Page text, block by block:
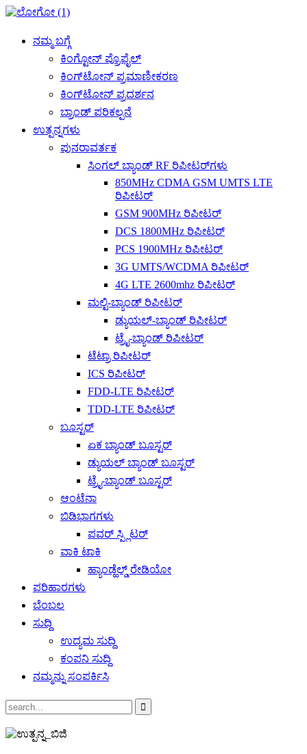
ನಮ್ಮ ಬಗ್ಗೆ
ಕಿಂಗ್ಟೋನ್ ಪ್ರೊಫೈಲ್
ಕಿಂಗ್‌ಟೋನ್ ಪ್ರಮಾಣೀಕರಣ
ಕಿಂಗ್‌ಟೋನ್ ಪ್ರದರ್ಶನ
ಬ್ರಾಂಡ್ ಪರಿಕಲ್ಪನೆ
ಉತ್ಪನ್ನಗಳು
ಪುನರಾವರ್ತಕ
ಸಿಂಗಲ್ ಬ್ಯಾಂಡ್ RF ರಿಪೀಟರ್‌ಗಳು
850MHz CDMA GSM UMTS LTE
ರಿಪೀಟರ್
GSM 900MHz ರಿಪೀಟರ್
DCS 1800MHz ರಿಪೀಟರ್
PCS 1900MHz ರಿಪೀಟರ್
3G UMTS/WCDMA ರಿಪೀಟರ್
4G LTE 2600mhz ರಿಪೀಟರ್
ಮಲ್ಟಿ-ಬ್ಯಾಂಡ್ ರಿಪೀಟರ್
ಡ್ಯುಯಲ್-ಬ್ಯಾಂಡ್ ರಿಪೀಟರ್
ಟ್ರೈ-ಬ್ಯಾಂಡ್ ರಿಪೀಟರ್
ಟೆಟ್ರಾ ರಿಪೀಟರ್
ICS ರಿಪೀಟರ್
FDD-LTE ರಿಪೀಟರ್
TDD-LTE ರಿಪೀಟರ್
ಬೂಸ್ಟರ್
ಏಕ ಬ್ಯಾಂಡ್ ಬೂಸ್ಟರ್
ಡ್ಯುಯಲ್ ಬ್ಯಾಂಡ್ ಬೂಸ್ಟರ್
ಟ್ರೈ-ಬ್ಯಾಂಡ್ ಬೂಸ್ಟರ್
ಆಂಟೆನಾ
ಬಿಡಿಭಾಗಗಳು
ಪವರ್ ಸ್ಪ್ಲಿಟರ್
ವಾಕಿ ಟಾಕಿ
ಹ್ಯಾಂಡ್ಹೆಲ್ಡ್ ರೇಡಿಯೋ
ಪರಿಹಾರಗಳು
ಬೆಂಬಲ
ಸುದ್ದಿ
ಉದ್ಯಮ ಸುದ್ದಿ
ಕಂಪನಿ ಸುದ್ದಿ
ನಮ್ಮನ್ನು ಸಂಪರ್ಕಿಸಿ